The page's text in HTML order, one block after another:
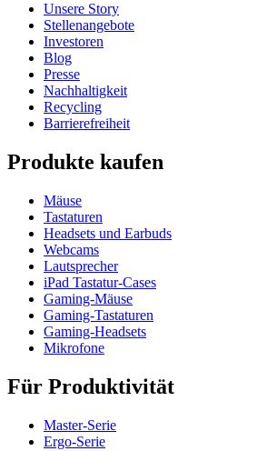
Unsere Story
Stellenangebote
Investoren
Blog
Presse
Nachhaltigkeit
Recycling
Barrierefreiheit
Produkte kaufen
Mäuse
Tastaturen
Headsets und Earbuds
Webcams
Lautsprecher
iPad Tastatur-Cases
Gaming-Mäuse
Gaming-Tastaturen
Gaming-Headsets
Mikrofone
Für Produktivität
Master-Serie
Ergo-Serie